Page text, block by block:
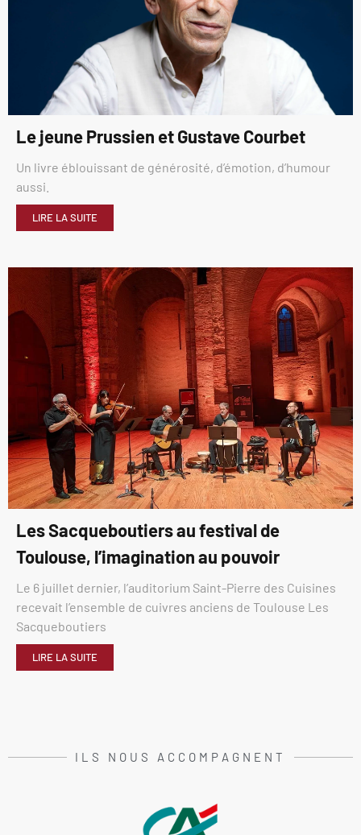
Le jeune Prussien et Gustave Courbet
Un livre éblouissant de générosité, d’émotion, d’humour
aussi.
LIRE LA SUITE
Les Sacqueboutiers au festival de
Toulouse, l’imagination au pouvoir
Le 6 juillet dernier, l’auditorium Saint-Pierre des Cuisines
recevait l’ensemble de cuivres anciens de Toulouse Les
Sacqueboutiers
LIRE LA SUITE
ILS NOUS ACCOMPAGNENT